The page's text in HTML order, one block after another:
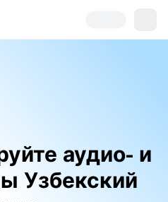
аудио- и
Узбекский